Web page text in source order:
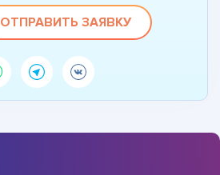
ОТПРАВИТЬ ЗАЯВКУ